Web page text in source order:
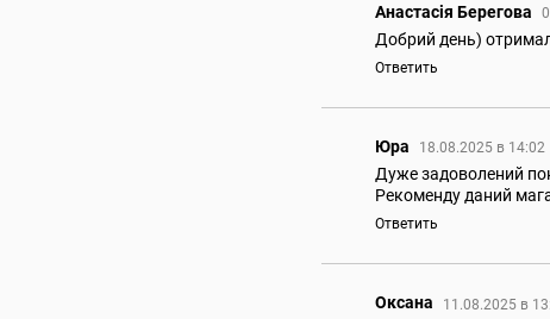
Анастасія Берегова
Добрий день)
Ответить
Юра 18.08.2025 в 14:02
Дуже задоволений
Рекоменду даний
Ответить
Оксана 11.08.2025 в